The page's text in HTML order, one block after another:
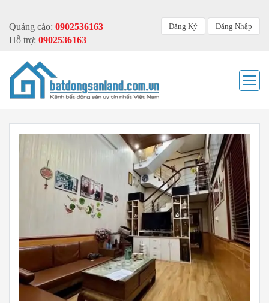
Quảng cáo: 0902536163
Hỗ trợ: 0902536163
Đăng Ký Đăng Nhập